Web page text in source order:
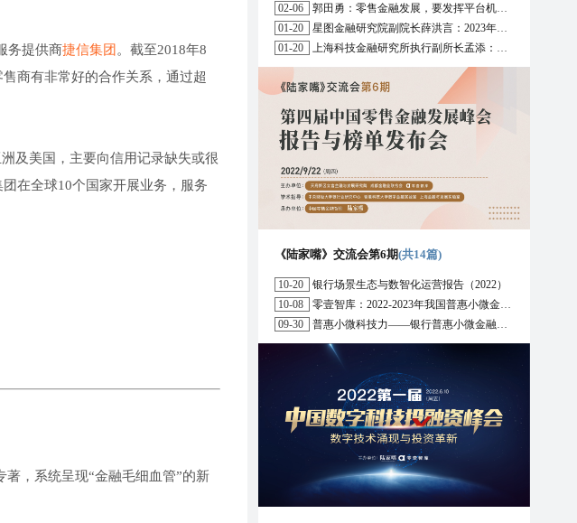
务提供商捷信集团。截至2018年8
商有非常好的合作关系，通过超
及美国，主要向信用记录缺失或很
在全球10个国家开展业务，服务
，系统呈现“金融毛细血管”的新
02-06
郭田勇：零售金融发展，要发挥平台机构的作用
01-20
星图金融研究院副院长薛洪言：2023年消费信贷或迎来新起点
01-20
上海科技金融研究所执行副所长孟添：开放银行与嵌入式金融为数字普惠金融带来更大发展空间
《陆家嘴》交流会第6期(共14篇)
10-20
银行场景生态与数智化运营报告（2022）
10-08
零壹智库：2022-2023年我国普惠小微金融十大趋势展望
09-30
普惠小微科技力——银行普惠小微金融战略与科技解决方案研究报告（2022）